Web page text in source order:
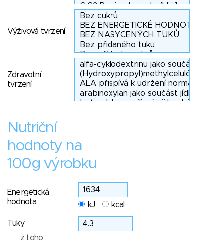
Výživová tvrzení
Zdravotní
tvrzení
Nutriční
hodnoty na
100g výrobku
Energetická
hodnota
kJ kcal
Tuky
z toho